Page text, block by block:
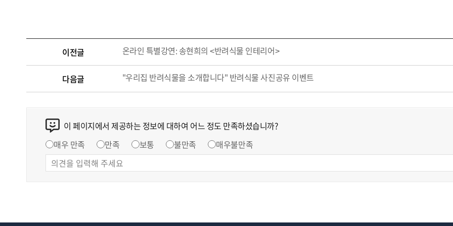
이전글 온라인 특별강연: 송현희의 <반려식물 인테리어>
다음글 "우리집 반려식물을 소개합니다" 반려식물 사진공유 이벤트
이 페이지에서 제공하는 정보에 대하여 어느 정도 만족하셨습니까?
매우 만족
만족 보통 불만족 매우불만족